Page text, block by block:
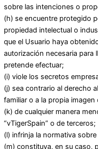
sobre las intenciones o
(h) se encuentre protegido
propiedad intelectual o
que el Usuario haya
autorización necesaria para
pretende efectuar;
(i) viole los secretos
(j) sea contrario al derecho
familiar o a la propia imagen
(k) de cualquier manera
“vTigerSpain” o de terceros;
(l) infrinja la normativa
(m) constituya, en su caso,